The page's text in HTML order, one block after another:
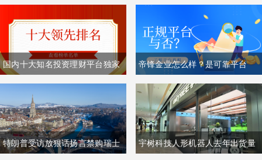
国内十大知名投资理财平台独家
排名榜单（综合榜）
帝锋金业怎么样？是可靠平台
吗？
特朗普受访放狠话扬言禁购瑞士
宇树科技人形机器人去年出货量